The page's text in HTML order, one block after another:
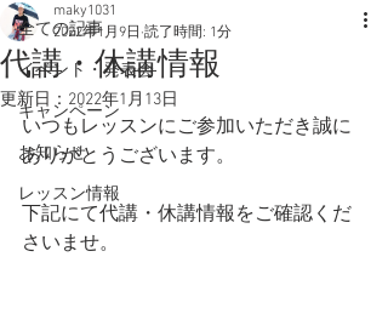
全ての記事
イベント・発表会
キャンペーン
お知らせ
レッスン情報
代講・休講情報
maky1031
2022年1月9日 読了時間: 1分
更新日： 2022年1月13日
いつもレッスンにご参加いただき誠に
ありがとうございます。
下記にて代講・休講情報をご確認くだ
さいませ。